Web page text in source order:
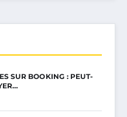
SUR BOOKING : PEUT-